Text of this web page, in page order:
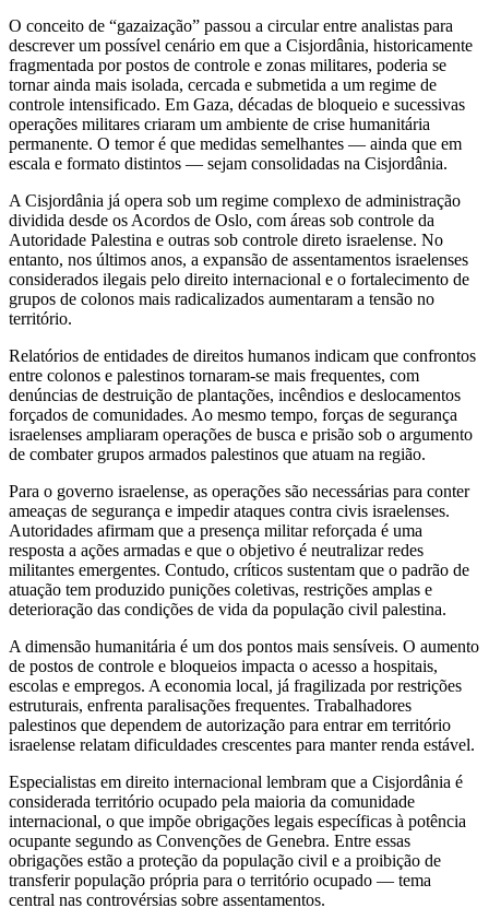
O conceito de “gazaização” passou a circular entre analistas para
descrever um possível cenário em que a Cisjordânia, historicamente
fragmentada por postos de controle e zonas militares, poderia se
tornar ainda mais isolada, cercada e submetida a um regime de
controle intensificado. Em Gaza, décadas de bloqueio e sucessivas
operações militares criaram um ambiente de crise humanitária
permanente. O temor é que medidas semelhantes — ainda que em
escala e formato distintos — sejam consolidadas na Cisjordânia.
A Cisjordânia já opera sob um regime complexo de administração
dividida desde os Acordos de Oslo, com áreas sob controle da
Autoridade Palestina e outras sob controle direto israelense. No
entanto, nos últimos anos, a expansão de assentamentos israelenses
considerados ilegais pelo direito internacional e o fortalecimento de
grupos de colonos mais radicalizados aumentaram a tensão no
território.
Relatórios de entidades de direitos humanos indicam que confrontos
entre colonos e palestinos tornaram-se mais frequentes, com
denúncias de destruição de plantações, incêndios e deslocamentos
forçados de comunidades. Ao mesmo tempo, forças de segurança
israelenses ampliaram operações de busca e prisão sob o argumento
de combater grupos armados palestinos que atuam na região.
Para o governo israelense, as operações são necessárias para conter
ameaças de segurança e impedir ataques contra civis israelenses.
Autoridades afirmam que a presença militar reforçada é uma
resposta a ações armadas e que o objetivo é neutralizar redes
militantes emergentes. Contudo, críticos sustentam que o padrão de
atuação tem produzido punições coletivas, restrições amplas e
deterioração das condições de vida da população civil palestina.
A dimensão humanitária é um dos pontos mais sensíveis. O aumento
de postos de controle e bloqueios impacta o acesso a hospitais,
escolas e empregos. A economia local, já fragilizada por restrições
estruturais, enfrenta paralisações frequentes. Trabalhadores
palestinos que dependem de autorização para entrar em território
israelense relatam dificuldades crescentes para manter renda estável.
Especialistas em direito internacional lembram que a Cisjordânia é
considerada território ocupado pela maioria da comunidade
internacional, o que impõe obrigações legais específicas à potência
ocupante segundo as Convenções de Genebra. Entre essas
obrigações estão a proteção da população civil e a proibição de
transferir população própria para o território ocupado — tema
central nas controvérsias sobre assentamentos.